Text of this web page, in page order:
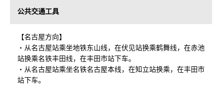
公共交通工具
【名古屋方向】
・从名古屋站乘坐地铁东山线，在伏见站换乘鹤舞线，在赤池
站换乘名铁丰田线，在丰田市站下车。
・从名古屋站乘坐名铁名古屋本线，在知立站换乘，在丰田市
站下车。